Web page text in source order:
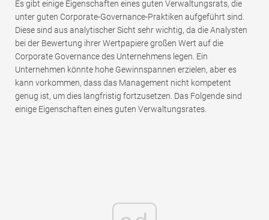
Es gibt einige Eigenschaften eines guten Verwaltungsrats, die
unter guten Corporate-Governance-Praktiken aufgeführt sind.
Diese sind aus analytischer Sicht sehr wichtig, da die Analysten
bei der Bewertung ihrer Wertpapiere großen Wert auf die
Corporate Governance des Unternehmens legen. Ein
Unternehmen könnte hohe Gewinnspannen erzielen, aber es
kann vorkommen, dass das Management nicht kompetent
genug ist, um dies langfristig fortzusetzen. Das Folgende sind
einige Eigenschaften eines guten Verwaltungsrates.